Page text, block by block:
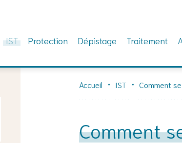
IST Protection Dépistage Traitement
Accueil IST Comment
Comment